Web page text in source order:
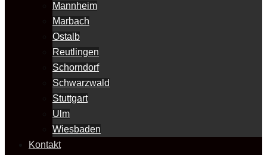
Mannheim
Marbach
Ostalb
Reutlingen
Schorndorf
Schwarzwald
Stuttgart
Ulm
Wiesbaden
Kontakt